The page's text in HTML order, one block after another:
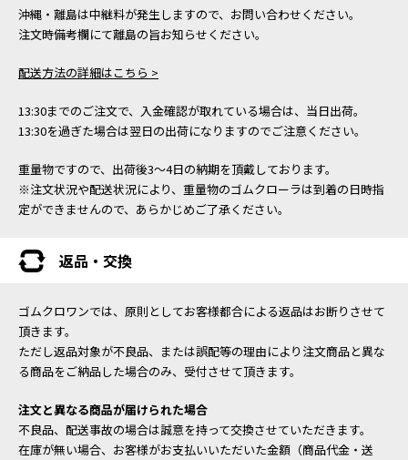
沖縄・離島は中継料が発生しますので、お問い合わせください。
注文時備考欄にて離島の旨お知らせください。
配送方法の詳細はこちら >
13:30までのご注文で、入金確認が取れている場合は、当日出荷。
13:30を過ぎた場合は翌日の出荷になりますのでご注意ください。
重量物ですので、出荷後3～4日の納期を頂戴しております。
※注文状況や配送状況により、重量物のゴムクローラは到着の日時指
定ができませんので、あらかじめご了承ください。
返品・交換
ゴムクロワンでは、原則としてお客様都合による返品はお断りさせて
頂きます。
ただし返品対象が不良品、または誤配等の理由により注文商品と異な
る商品をご納品した場合のみ、受付させて頂きます。
注文と異なる商品が届けられた場合
不良品、配送事故の場合は誠意を持って交換させていただきます。
在庫が無い場合、お客様がお支払いいただいた金額（商品代金・送